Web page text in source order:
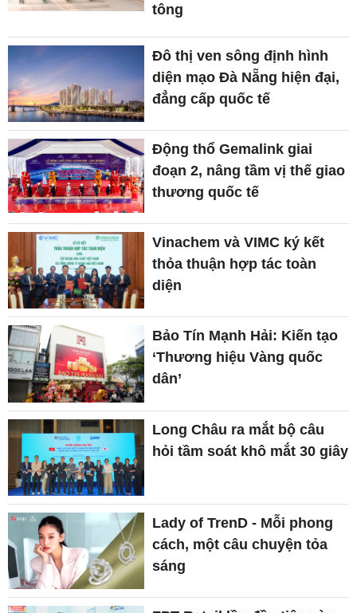
tông
Đô thị ven sông định hình
diện mạo Đà Nẵng hiện đại,
đẳng cấp quốc tế
Động thổ Gemalink giai
đoạn 2, nâng tầm vị thế giao
thương quốc tế
Vinachem và VIMC ký kết
thỏa thuận hợp tác toàn
diện
Bảo Tín Mạnh Hải: Kiến tạo
‘Thương hiệu Vàng quốc
dân’
Long Châu ra mắt bộ câu
hỏi tầm soát khô mắt 30 giây
Lady of TrenD - Mỗi phong
cách, một câu chuyện tỏa
sáng